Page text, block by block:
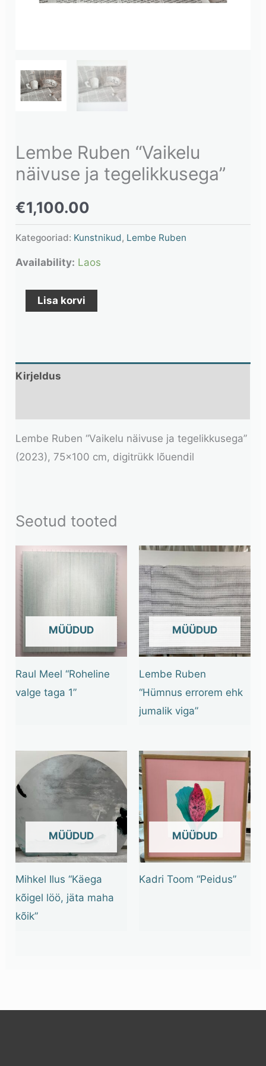
Lembe Ruben “Vaikelu
näivuse ja tegelikkusega”
€1,100.00
Kategooriad: Kunstnikud, Lembe Ruben
Availability: Laos
Lisa korvi
Kirjeldus
Lembe Ruben “Vaikelu näivuse ja tegelikkusega”
(2023), 75×100 cm, digitrükk lõuendil
Seotud tooted
OUT OF STOCK
Raul Meel “Roheline
valge taga 1”
OUT OF STOCK
Lembe Ruben
“Hümnus errorem ehk
jumalik viga”
OUT OF STOCK
Mihkel Ilus “Käega
kõigel löö, jäta maha
kõik”
OUT OF STOCK
Kadri Toom “Peidus”